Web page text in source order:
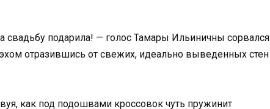
свадьбу подарила! — голос Тамары Ильиничны сорвался
отразившись от свежих, идеально выведенных стен
как под подошвами кроссовок чуть пружинит